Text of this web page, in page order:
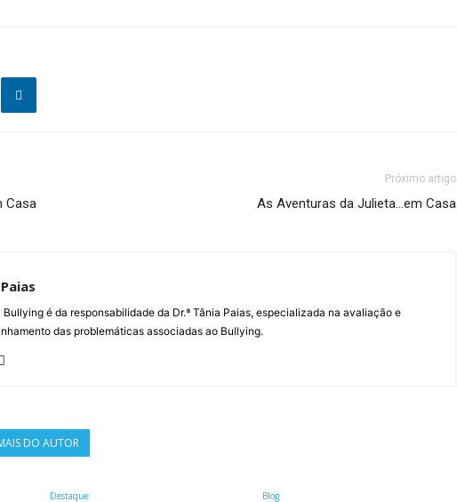
Casa
Próximo artigo
As Aventuras da Julieta…em Casa
Bullying é da responsabilidade da Dr.ª Tânia Paias, especializada na avaliação e
das problemáticas associadas ao Bullying.
DO AUTOR
Destaque Blog